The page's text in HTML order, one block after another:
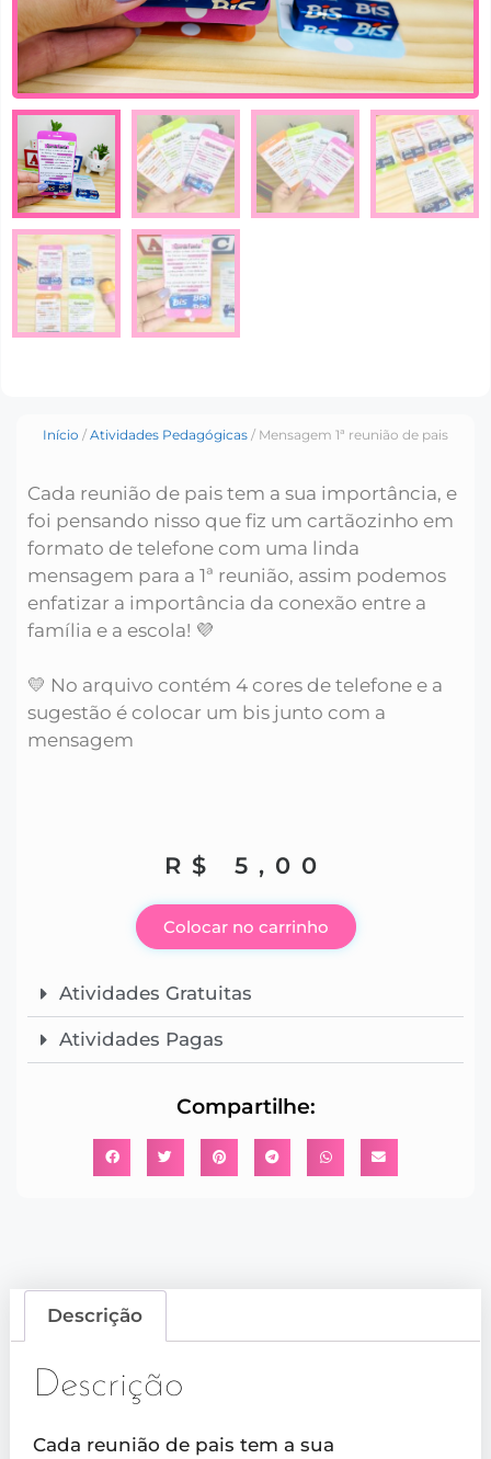
Início / Atividades Pedagógicas / Mensagem 1ª reunião de pais
Cada reunião de pais tem a sua importância, e
foi pensando nisso que fiz um cartãozinho em
formato de telefone com uma linda
mensagem para a 1ª reunião, assim podemos
enfatizar a importância da conexão entre a
família e a escola! 💜
💛 No arquivo contém 4 cores de telefone e a
sugestão é colocar um bis junto com a
mensagem
R$ 5,00
Colocar no carrinho
Atividades Gratuitas
Atividades Pagas
Compartilhe:
Descrição
Descrição
Cada reunião de pais tem a sua